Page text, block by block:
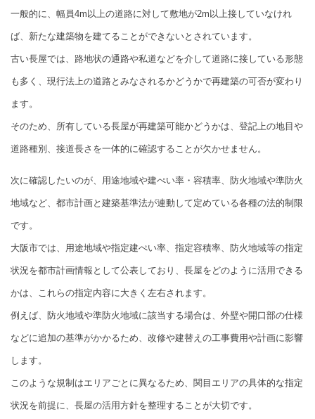
一般的に、幅員4m以上の道路に対して敷地が2m以上接していなけれ
ば、新たな建築物を建てることができないとされています。
古い長屋では、路地状の通路や私道などを介して道路に接している形態
も多く、現行法上の道路とみなされるかどうかで再建築の可否が変わり
ます。
そのため、所有している長屋が再建築可能かどうかは、登記上の地目や
道路種別、接道長さを一体的に確認することが欠かせません。
次に確認したいのが、用途地域や建ぺい率・容積率、防火地域や準防火
地域など、都市計画と建築基準法が連動して定めている各種の法的制限
です。
大阪市では、用途地域や指定建ぺい率、指定容積率、防火地域等の指定
状況を都市計画情報として公表しており、長屋をどのように活用できる
かは、これらの指定内容に大きく左右されます。
例えば、防火地域や準防火地域に該当する場合は、外壁や開口部の仕様
などに追加の基準がかかるため、改修や建替えの工事費用や計画に影響
します。
このような規制はエリアごとに異なるため、関目エリアの具体的な指定
状況を前提に、長屋の活用方針を整理することが大切です。